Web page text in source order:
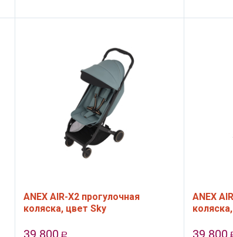
ANEX AIR-X2 прогулочная
коляска, цвет Sky
39 800 Р
ANEX
39 800